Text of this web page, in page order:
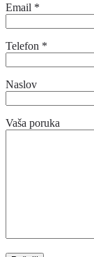
Email *
Telefon *
Naslov
Vaša poruka